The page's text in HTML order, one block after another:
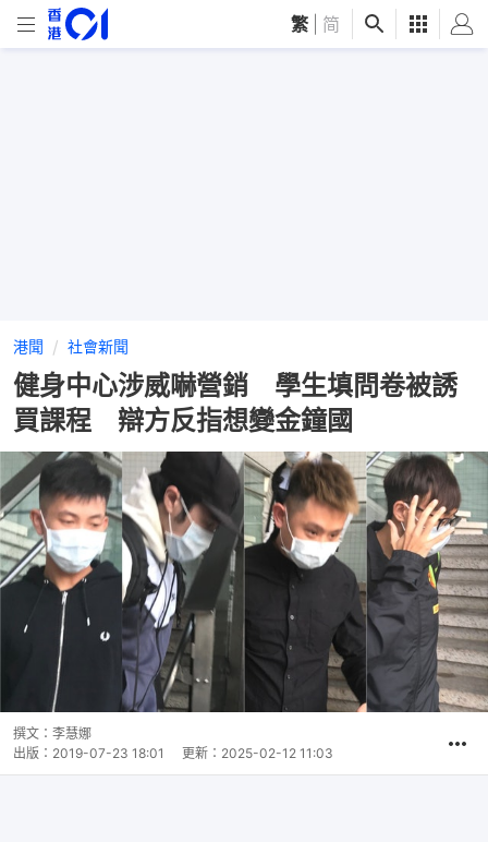
繁 简
港聞 社會新聞
健身中心涉威嚇營銷 學生填問卷被誘
買課程 辯方反指想變金鐘國
撰文： 李慧娜
出版： 2019-07-23 18:01 更新： 2025-02-12 11:03